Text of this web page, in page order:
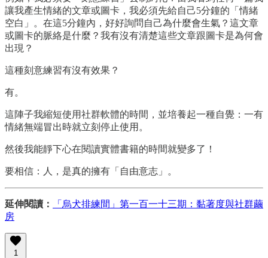
讓我產生情緒的文章或圖卡，我必須先給自己5分鐘的「情緒
空白」。在這5分鐘內，好好詢問自己為什麼會生氣？這文章
或圖卡的脈絡是什麼？我有沒有清楚這些文章跟圖卡是為何會
出現？
這種刻意練習有沒有效果？
有。
這陣子我縮短使用社群軟體的時間，並培養起一種自覺：一有
情緒無端冒出時就立刻停止使用。
然後我能靜下心在閱讀實體書籍的時間就變多了！
要相信：人，是真的擁有「自由意志」。
延伸閱讀：
「烏犬排練間」第一百一十三期：黏著度與社群繭
房
1